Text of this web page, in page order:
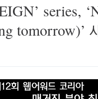
series,
tomorrow)’